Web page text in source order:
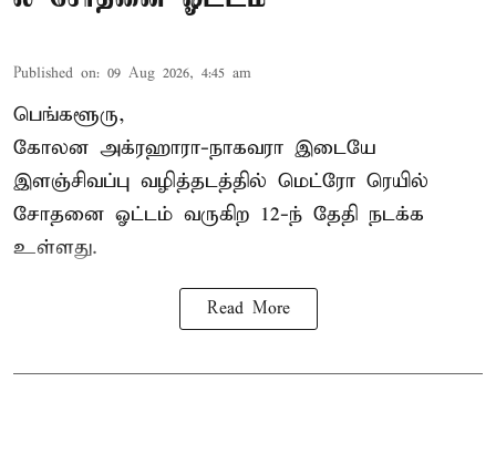
Published on: 09 Aug 2026, 4:45 am
பெங்களூரு,
கோலன அக்ரஹாரா-நாகவரா இடையே
இளஞ்சிவப்பு வழித்தடத்தில் மெட்ரோ ரெயில்
சோதனை ஓட்டம் வருகிற 12-ந் தேதி நடக்க
உள்ளது.
Read More